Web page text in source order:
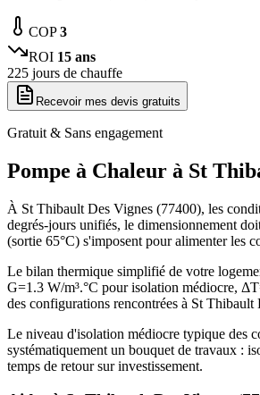
COP3
ROI 15 ans
225 jours de chauffe
Recevoir mes devis gratuits
Gratuit & Sans engagement
Pompe à Chaleur à St
À St Thibault Des Vignes (77400), les
degrés-jours unifiés, le dimensionnement
(sortie 65°C) s'imposent pour alimenter les
Le bilan thermique simplifié de votre
G=1.3 W/m³.°C pour isolation médiocre,
des configurations rencontrées à St Thibault
Le niveau d'isolation médiocre typique des
systématiquement un bouquet de travaux :
temps de retour sur investissement.